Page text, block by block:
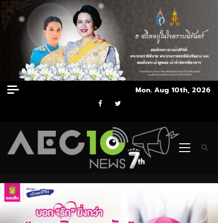
Skip
to
Mon. Aug 10th, 2026
Facebook
Twitter
Primary